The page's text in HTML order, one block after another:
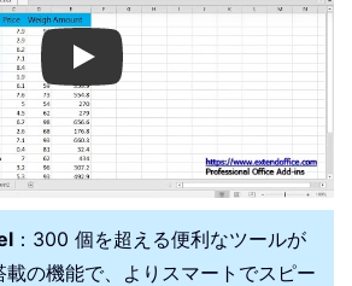
Play
：300 個を超える便利なツールが
の機能で、よりスマートでスピー